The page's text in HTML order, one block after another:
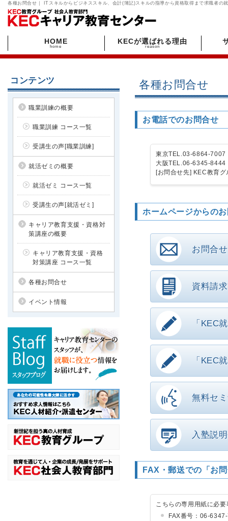
各種お問合せ｜ ITスキルからビジネススキル、会計(簿記)スキルの指導から資格取得まで求職者の
HOME
home
KECが選ばれる理由
reason
各種お問合せ
お電話でのお問合せ
東京TEL.03-6864-
大阪TEL.06-6345-
[お問合せ先] KEC教育
ホームページからの
お問合
資料請
「KEC
「KEC
無料セ
入塾説
FAX・郵送での「お
こちらの専用用紙に必
FAX番号：06-
コンテンツ
職業訓練の概要
職業訓練 コース一覧
受講生の声[職業訓練]
就活ゼミの概要
就活ゼミ コース一覧
受講生の声[就活ゼミ]
キャリア教育支援・資格対
策講座の概要
キャリア教育支援・資格
対策講座 コース一覧
各種お問合せ
イベント情報